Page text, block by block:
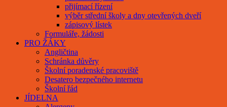
přijímací řízení
výběr střední školy a dny otevřených dveří
zápisový lístek
Formuláře, žádosti
PRO ŽÁKY
Angličtina
Schránka důvěry
Školní poradenské pracoviště
Desatero bezpečného internetu
Školní řád
JÍDELNA